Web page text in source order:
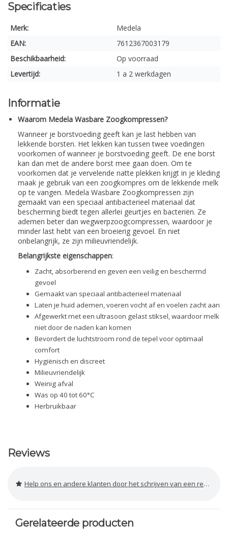
Specificaties
Merk:
Medela
EAN:
7612367003179
Beschikbaarheid:
Op voorraad
Levertijd:
1 a 2 werkdagen
Informatie
Waarom Medela Wasbare Zoogkompressen?
Wanneer je borstvoeding geeft kan je last hebben van
lekkende borsten. Het lekken kan tussen twee voedingen
voorkomen of wanneer je borstvoeding geeft. De ene borst
kan dan met de andere borst mee gaan doen. Om te
voorkomen dat je vervelende natte plekken krijgt in je kleding
maak je gebruik van een zoogkompres om de lekkende melk
op te vangen. Medela Wasbare Zoogkompressen zijn
gemaakt van een speciaal antibacterieel materiaal dat
bescherming biedt tegen allerlei geurtjes en bacteriën. Ze
ademen beter dan wegwerpzoogcompressen, waardoor je
minder last hebt van een broeierig gevoel. En niet
onbelangrijk, ze zijn milieuvriendelijk.
Belangrijkste eigenschappen:
Zacht, absorberend en geven een veilig en beschermd
gevoel
Gemaakt van speciaal antibacterieel materiaal
Laten je huid ademen, voeren vocht af en voelen zacht aan
Afgewerkt met een ultrasoon gelast stiksel, waardoor melk
niet door de naden kan komen
Bevordert de luchtstroom rond de tepel voor optimaal
comfort
Hygiënisch en discreet
Milieuvriendelijk
Weinig afval
Was op 40 tot 60°C
Herbruikbaar
Reviews
Help ons en andere klanten door het schrijven van een review
Gerelateerde producten